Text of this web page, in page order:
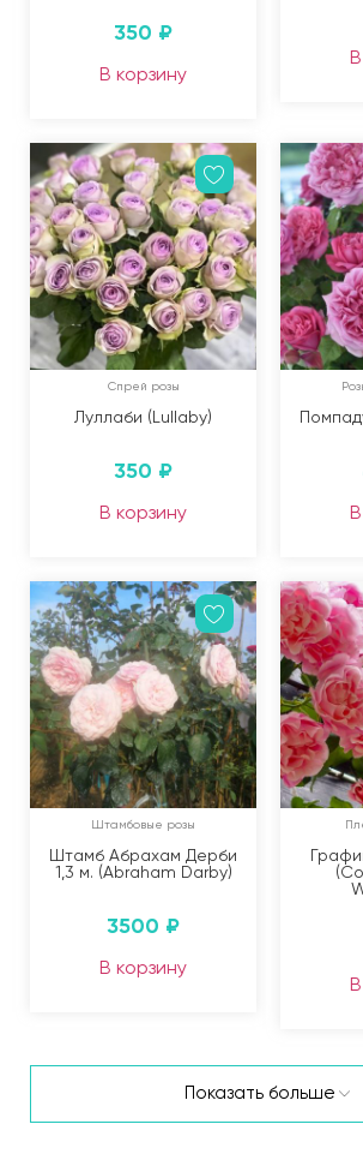
350 ₽
В корзину
Спрей розы
Луллаби (Lullaby)
350 ₽
В корзину
Штамбовые розы
Штамб Абрахам Дерби
1,3 м. (Abraham Darby)
3500 ₽
В корзину
Показать больше